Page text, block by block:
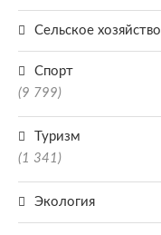
Сельское хозяйство
Спорт
(9 799)
Туризм
(1 341)
Экология